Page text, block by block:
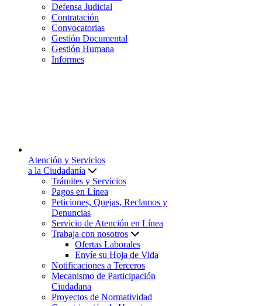
Defensa Judicial
Contratación
Convocatorias
Gestión Documental
Gestión Humana
Informes
Atención y Servicios
a la Ciudadanía
Trámites y Servicios
Pagos en Línea
Peticiones, Quejas, Reclamos y
Denuncias
Servicio de Atención en Línea
Trabaja con nosotros
Ofertas Laborales
Envíe su Hoja de Vida
Notificaciones a Terceros
Mecanismo de Participación
Ciudadana
Proyectos de Normatividad